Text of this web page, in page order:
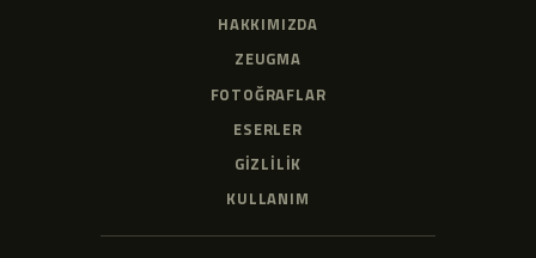
HAKKIMIZDA
ZEUGMA
FOTOĞRAFLAR
ESERLER
GİZLİLİK
KULLANIM